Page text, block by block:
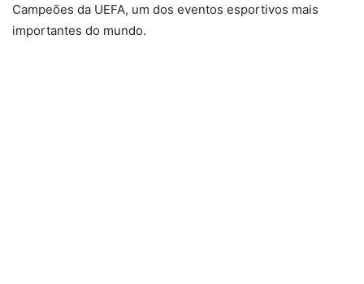
Campeões da UEFA, um dos eventos esportivos mais
importantes do mundo.